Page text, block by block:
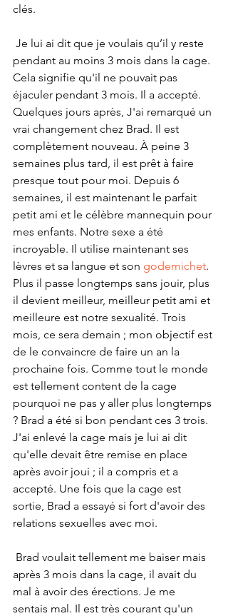
clés.
pendant au moins 3 mois dans la cage.
Cela signifie qu'il ne pouvait pas
éjaculer pendant 3 mois. Il a accepté.
Quelques jours après, J'ai remarqué un
vrai changement chez Brad. Il est
complètement nouveau. À peine 3
semaines plus tard, il est prêt à faire
presque tout pour moi. Depuis 6
semaines, il est maintenant le parfait
petit ami et le célèbre mannequin pour
mes enfants. Notre sexe a été
incroyable. Il utilise maintenant ses
lèvres et sa langue et son godemichet.
Plus il passe longtemps sans jouir, plus
il devient meilleur, meilleur petit ami et
meilleure est notre sexualité. Trois
mois, ce sera demain ; mon objectif est
de le convaincre de faire un an la
prochaine fois. Comme tout le monde
est tellement content de la cage
pourquoi ne pas y aller plus longtemps
? Brad a été si bon pendant ces 3 trois.
J'ai enlevé la cage mais je lui ai dit
qu'elle devait être remise en place
après avoir joui ; il a compris et a
accepté. Une fois que la cage est
sortie, Brad a essayé si fort d'avoir des
relations sexuelles avec moi.
après 3 mois dans la cage, il avait du
mal à avoir des érections. Je me
sentais mal. Il est très courant qu'un